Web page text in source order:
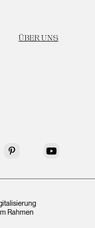
ÜBER UNS
Pinterest YouTube
Rahmen